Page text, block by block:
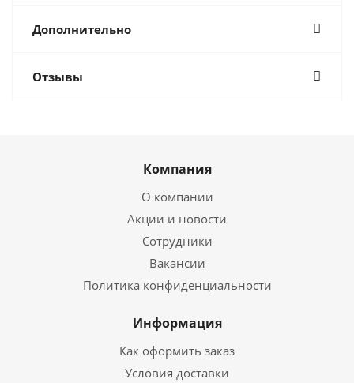
Дополнительно
Отзывы
Компания
О компании
Акции и новости
Сотрудники
Вакансии
Политика конфиденциальности
Информация
Как оформить заказ
Условия доставки